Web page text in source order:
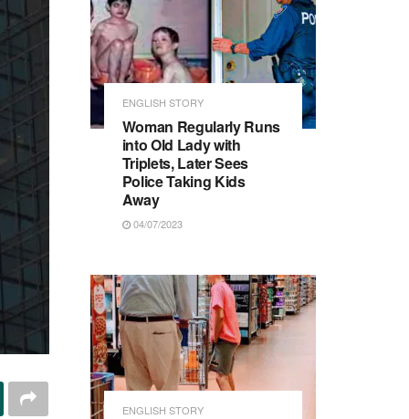
ENGLISH STORY
Woman Regularly Runs
into Old Lady with
Triplets, Later Sees
Police Taking Kids
Away
04/07/2023
ENGLISH STORY